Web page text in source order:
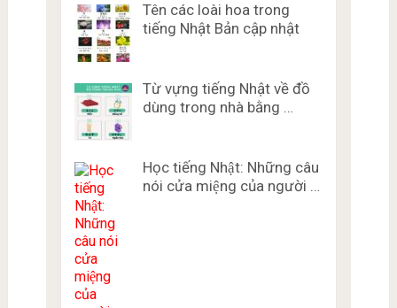
Tên các loài hoa trong
tiếng Nhật Bản cập nhật
Từ vựng tiếng Nhật về đồ
dùng trong nhà bằng …
Học tiếng Nhật: Những câu
nói cửa miệng của người …